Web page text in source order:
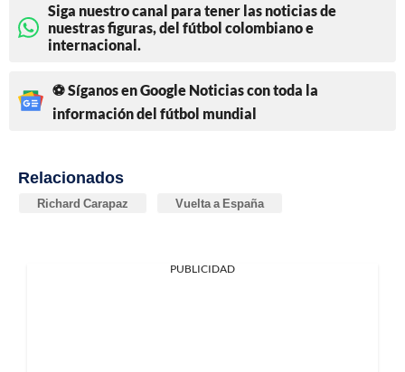
Siga nuestro canal para tener las noticias de
nuestras figuras, del fútbol colombiano e
internacional.
⚽ Síganos en Google Noticias con toda la
información del fútbol mundial
Relacionados
Richard Carapaz Vuelta a España
PUBLICIDAD